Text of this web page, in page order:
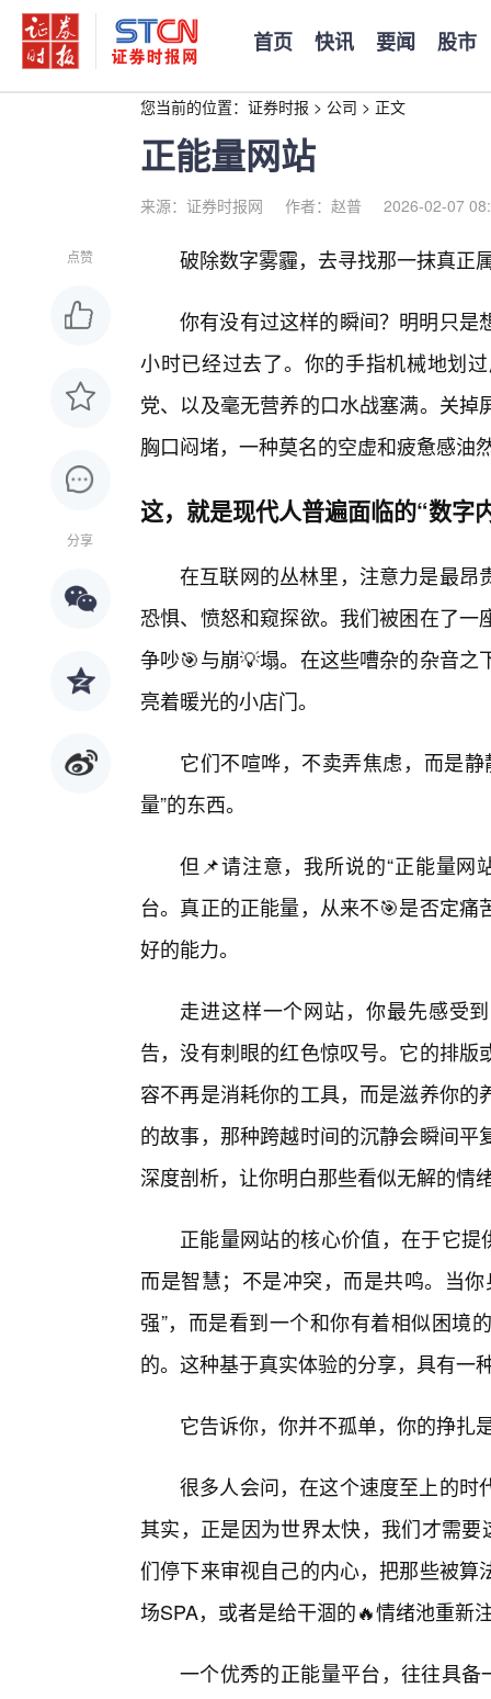
首页 快讯 要闻 股市
您当前的位置： 证券时报 > 公司 > 正文
正能量网站
来源：证券时报网 作者：赵普 2026-02-07
点赞
分享
破除数字雾霾，去寻找那一抹真正
你有没有过这样的瞬间？明明只是
小时已经过去了。你的手指机械地划
党、以及毫无营养的口水战塞满。关
胸口闷堵，一种莫名的空虚和疲惫感油
这，就是现代人普遍面临的“数字
在互联网的丛林里，注意力是最昂
恐惧、愤怒和窥探欲。我们被困在了
争吵🎯与崩💡塌。在这些嘈杂的杂音
亮着暖光的小店门。
它们不喧哗，不卖弄焦虑，而是
量”的东西。
但📌请注意，我所说的“正能量网
台。真正的正能量，从来不🎯是否定
好的能力。
走进这样一个网站，你最先感受
告，没有刺眼的红色惊叹号。它的排
容不再是消耗你的工具，而是滋养你
的故事，那种跨越时间的沉静会瞬间
深度剖析，让你明白那些看似无解的情
正能量网站的核心价值，在于它提
而是智慧；不是冲突，而是共鸣。当
强”，而是看到一个和你有着相似困境
的。这种基于真实体验的分享，具有一
它告诉你，你并不孤单，你的挣扎
很多人会问，在这个速度至上的时
其实，正是因为世界太快，我们才需
们停下来审视自己的内心，把那些被
场SPA，或者是给干涸的🔥情绪池重新
一个优秀的正能量平台，往往具备